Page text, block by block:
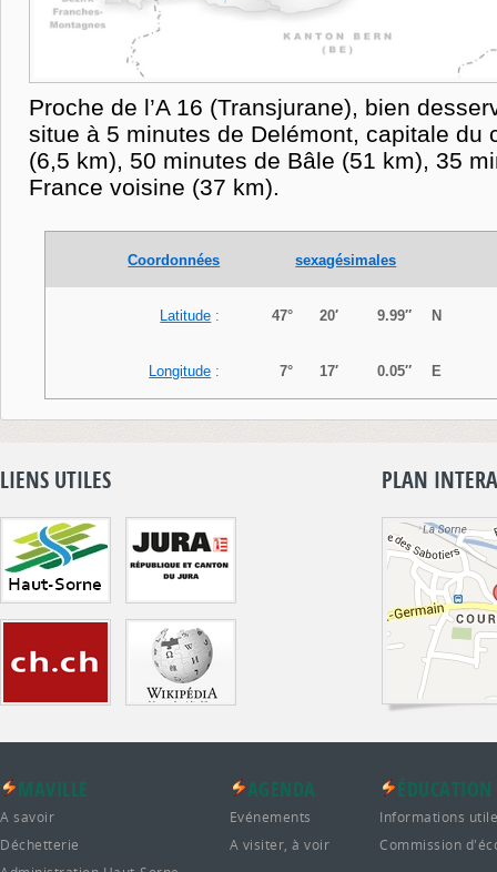
Proche de l’A 16 (Transjurane), bien
situe à 5 minutes de Delémont, capitale du
(6,5 km), 50 minutes de Bâle (51 km), 35
France voisine (37 km).
Coordonnées sexagésimales
Latitude : 47° 20′ 9.99″ N
Longitude : 7° 17′ 0.05″ E
LIENS UTILES PLAN
MAVILLE
A savoir
Déchetterie
AGENDA
Evénements
A visiter, à voir
ÉDUCATION
Informations
Commission